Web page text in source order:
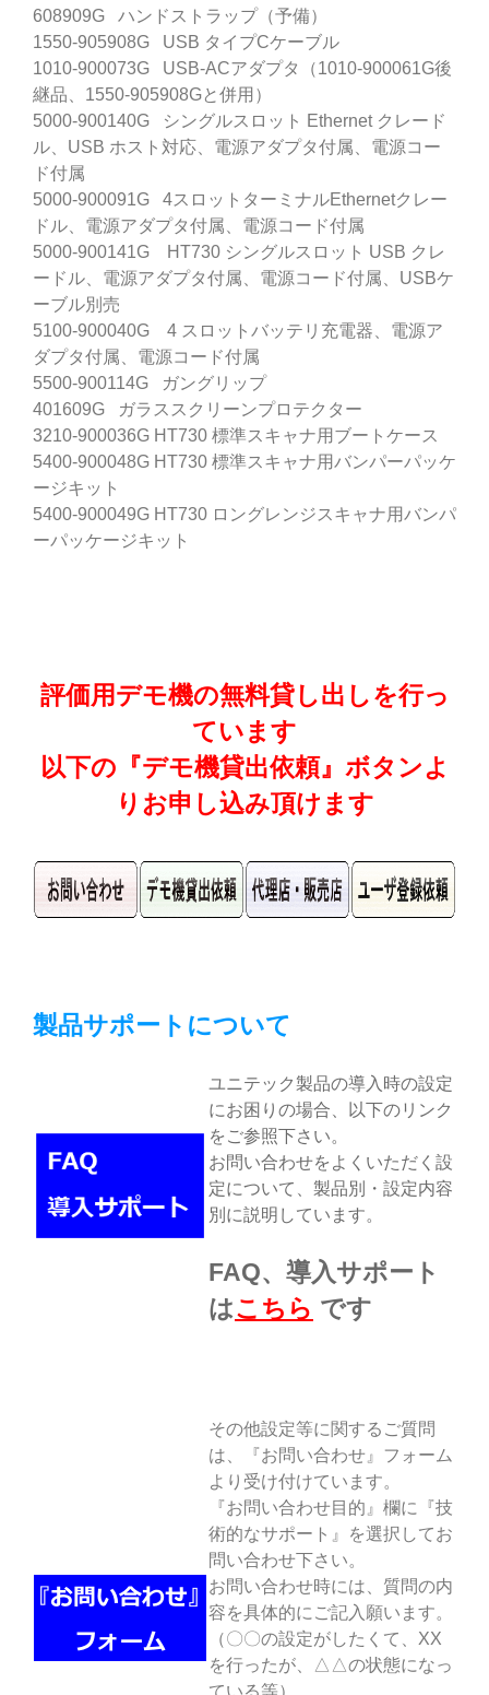
608909G ハンドストラップ（予備）
1550-905908G USB タイプCケーブル
1010-900073G USB-ACアダプタ（1010-900061G後
継品、1550-905908Gと併用）
5000-900140G シングルスロット Ethernet クレード
ル、USB ホスト対応、電源アダプタ付属、電源コー
ド付属
5000-900091G 4スロットターミナルEthernetクレー
ドル、電源アダプタ付属、電源コード付属
5000-900141G HT730 シングルスロット USB クレ
ードル、電源アダプタ付属、電源コード付属、USBケ
ーブル別売
5100-900040G 4 スロットバッテリ充電器、電源ア
ダプタ付属、電源コード付属
5500-900114G ガングリップ
401609G ガラススクリーンプロテクター
3210-900036G HT730 標準スキャナ用ブートケース
5400-900048G HT730 標準スキャナ用バンパーパッケ
ージキット
5400-900049G HT730 ロングレンジスキャナ用バンパ
ーパッケージキット
評価用デモ機の無料貸し出しを行っ
ています
以下の『デモ機貸出依頼』ボタンよ
りお申し込み頂けます
製品サポートについて
ユニテック製品の導入時の設定
にお困りの場合、以下のリンク
をご参照下さい。
お問い合わせをよくいただく設
定について、製品別・設定内容
別に説明しています。
FAQ、導入サポート
はこちら です
その他設定等に関するご質問
は、『お問い合わせ』フォーム
より受け付けています。
『お問い合わせ目的』欄に『技
術的なサポート』を選択してお
問い合わせ下さい。
お問い合わせ時には、質問の内
容を具体的にご記入願います。
（〇〇の設定がしたくて、XX
を行ったが、△△の状態になっ
ている等）